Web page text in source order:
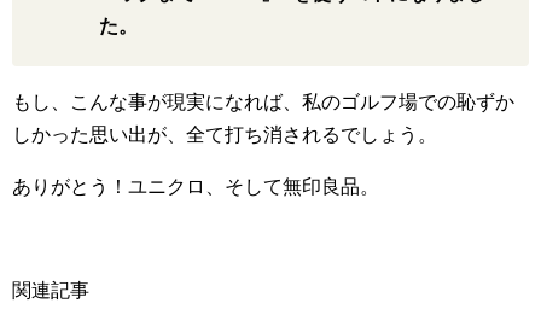
た。
もし、こんな事が現実になれば、私のゴルフ場での恥ずか
しかった思い出が、全て打ち消されるでしょう。
ありがとう！ユニクロ、そして無印良品。
関連記事